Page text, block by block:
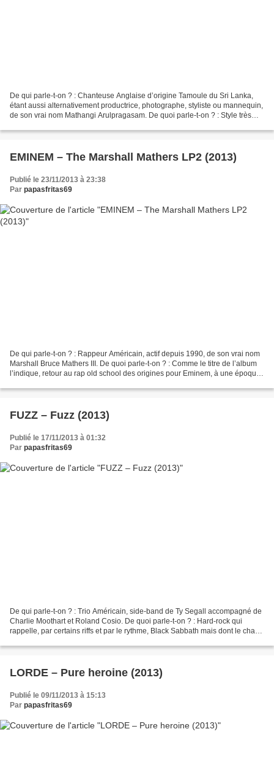
De qui parle-t-on ? : Chanteuse Anglaise d’origine Tamoule du Sri Lanka,
étant aussi alternativement productrice, photographe, styliste ou mannequin,
de son vrai nom Mathangi Arulpragasam. De quoi parle-t-on ? : Style très
EMINEM – The Marshall Mathers LP2 (2013)
Publié le 23/11/2013 à 23:38
Par papasfritas69
De qui parle-t-on ? : Rappeur Américain, actif depuis 1990, de son vrai nom
Marshall Bruce Mathers III. De quoi parle-t-on ? : Comme le titre de l’album
l’indique, retour au rap old school des origines pour Eminem, à une époque
FUZZ – Fuzz (2013)
Publié le 17/11/2013 à 01:32
Par papasfritas69
De qui parle-t-on ? : Trio Américain, side-band de Ty Segall accompagné de
Charlie Moothart et Roland Cosio. De quoi parle-t-on ? : Hard-rock qui
rappelle, par certains riffs et par le rythme, Black Sabbath mais dont le chant
LORDE – Pure heroine (2013)
Publié le 09/11/2013 à 15:13
Par papasfritas69